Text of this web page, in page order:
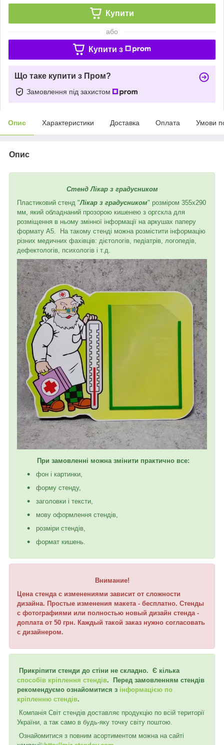
Купити
або
Купити з
Що таке купити з Пром?
Замовлення під захистом
Опис Характеристики Доставка Оплата Умови
Опис
Стенд Лікар з градусником
Пластиковий стенд "Лікар з градусником" розміром 355х290
мм, який обладнаний прозорою кишенею з оргскла для
розміщення в ньому змінної інформації на аркушах паперу
формату А5. На такому стенді можна розмістити інформацію
різних медичних фахівців: дієтологів, педіатрів, логопедів,
дефектологів, психологів і т.д.
При замовленні можна змінити практично все:
фон і картинки,
форму стенду,
заголовки і тексти,
мову оформлення стендів,
розміри стендів,
формат кишень.
Внимание!
Цена стенда с изменениями зависит от сложности
дизайна. Простые изменения макета - бесплатно. Стенды
с фотографиями или полностью новый дизайн стенда -
доплата от 50 грн. Каждый такой заказ нужно согласовать
с дизайнером.
Прикріпити стенди до стіни не складно. Є кілька
способів кріплення стендів. Перед замовленням стендів
рекомендуємо ознайомитися з інформацією по
кріпленню стендів.
Компанія Світ стендів доставляє продукцію по всій території
України, а так само в будь-яку точку світу поштою.
Ознайомитися з повним асортиментом можна на сайті